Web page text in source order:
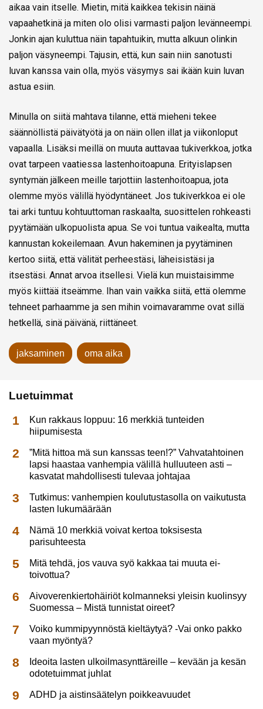
aikaa vain itselle. Mietin, mitä kaikkea tekisin näinä
vapaahetkinä ja miten olo olisi varmasti paljon levänneempi.
Jonkin ajan kuluttua näin tapahtuikin, mutta alkuun olinkin
paljon väsyneempi. Tajusin, että, kun sain niin sanotusti
luvan kanssa vain olla, myös väsymys sai ikään kuin luvan
astua esiin.
Minulla on siitä mahtava tilanne, että mieheni tekee
säännöllistä päivätyötä ja on näin ollen illat ja viikonloput
vapaalla. Lisäksi meillä on muuta auttavaa tukiverkkoa, jotka
ovat tarpeen vaatiessa lastenhoitoapuna. Erityislapsen
syntymän jälkeen meille tarjottiin lastenhoitoapua, jota
olemme myös välillä hyödyntäneet. Jos tukiverkkoa ei ole
tai arki tuntuu kohtuuttoman raskaalta, suosittelen rohkeasti
pyytämään ulkopuolista apua. Se voi tuntua vaikealta, mutta
kannustan kokeilemaan. Avun hakeminen ja pyytäminen
kertoo siitä, että välität perheestäsi, läheisistäsi ja
itsestäsi. Annat arvoa itsellesi. Vielä kun muistaisimme
myös kiittää itseämme. Ihan vain vaikka siitä, että olemme
tehneet parhaamme ja sen mihin voimavaramme ovat sillä
hetkellä, sinä päivänä, riittäneet.
jaksaminen oma aika
Luetuimmat
Kun rakkaus loppuu: 16 merkkiä tunteiden
hiipumisesta
”Mitä hittoa mä sun kanssas teen!?” Vahvatahtoinen
lapsi haastaa vanhempia välillä hulluuteen asti –
kasvatat mahdollisesti tulevaa johtajaa
Tutkimus: vanhempien koulutustasolla on vaikutusta
lasten lukumäärään
Nämä 10 merkkiä voivat kertoa toksisesta
parisuhteesta
Mitä tehdä, jos vauva syö kakkaa tai muuta ei-
toivottua?
Aivoverenkiertohäiriöt kolmanneksi yleisin kuolinsyy
Suomessa – Mistä tunnistat oireet?
Voiko kummipyynnöstä kieltäytyä? -Vai onko pakko
vaan myöntyä?
Ideoita lasten ulkoilmasynttäreille – kevään ja kesän
odotetuimmat juhlat
ADHD ja aistinsäätelyn poikkeavuudet